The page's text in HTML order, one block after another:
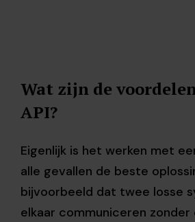
Wat zijn de
API?
Eigenlijk is het werken met
alle gevallen de beste
bijvoorbeeld dat twee losse
elkaar communiceren zonder